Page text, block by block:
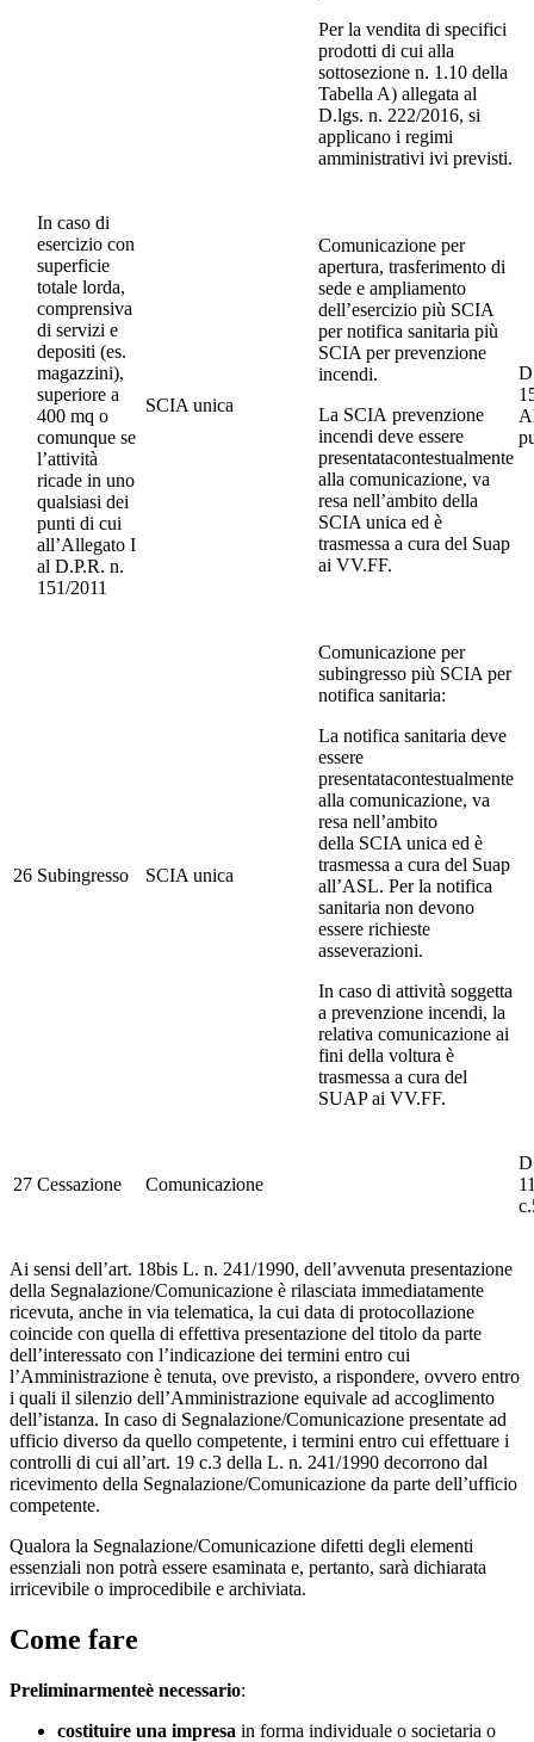
Per la vendita di specifici
prodotti di cui alla
sottosezione n. 1.10 della
Tabella A) allegata al
D.lgs. n. 222/2016, si
applicano i regimi
amministrativi ivi previsti.
In caso di
esercizio con
superficie
totale lorda,
comprensiva
di servizi e
depositi (es.
magazzini),
superiore a
400 mq o
comunque se
l’attività
ricade in uno
qualsiasi dei
punti di cui
all’Allegato I
al D.P.R. n.
151/2011
SCIA unica
Comunicazione per
apertura, trasferimento di
sede e ampliamento
dell’esercizio più SCIA
per notifica sanitaria più
SCIA per prevenzione
incendi.
La SCIA prevenzione
incendi deve essere
presentatacontestualmente
alla comunicazione, va
resa nell’ambito della
SCIA unica ed è
trasmessa a cura del Suap
ai VV.FF.
26 Subingresso SCIA unica
Comunicazione per
subingresso più SCIA per
notifica sanitaria:
La notifica sanitaria deve
essere
presentatacontestualmente
alla comunicazione, va
resa nell’ambito
della SCIA unica ed è
trasmessa a cura del Suap
all’ASL. Per la notifica
sanitaria non devono
essere richieste
asseverazioni.
In caso di attività soggetta
a prevenzione incendi, la
relativa comunicazione ai
fini della voltura è
trasmessa a cura del
SUAP ai VV.FF.
27 Cessazione Comunicazione
Ai sensi dell’art. 18bis L. n. 241/1990, dell’avvenuta presentazione
della Segnalazione/Comunicazione è rilasciata immediatamente
ricevuta, anche in via telematica, la cui data di protocollazione
coincide con quella di effettiva presentazione del titolo da parte
dell’interessato con l’indicazione dei termini entro cui
l’Amministrazione è tenuta, ove previsto, a rispondere, ovvero entro
i quali il silenzio dell’Amministrazione equivale ad accoglimento
dell’istanza. In caso di Segnalazione/Comunicazione presentate ad
ufficio diverso da quello competente, i termini entro cui effettuare i
controlli di cui all’art. 19 c.3 della L. n. 241/1990 decorrono dal
ricevimento della Segnalazione/Comunicazione da parte dell’ufficio
competente.
Qualora la Segnalazione/Comunicazione difetti degli elementi
essenziali non potrà essere esaminata e, pertanto, sarà dichiarata
irricevibile o improcedibile e archiviata.
Come fare
Preliminarmenteè necessario:
costituire una impresa in forma individuale o societaria o